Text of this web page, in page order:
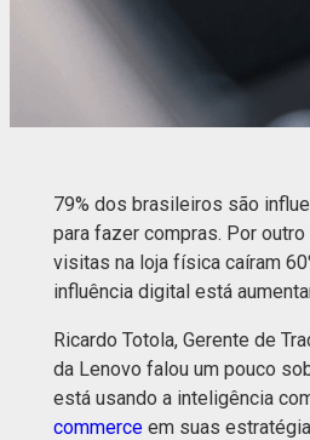
79% dos brasileiros são
para fazer compras. Por
visitas na loja física caíram
influência digital está
Ricardo Totola, Gerente de
da Lenovo falou um pouco
está usando a inteligência
commerce em suas